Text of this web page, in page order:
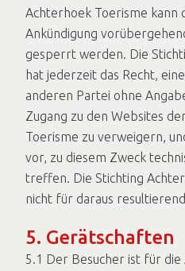
Achterhoek Toerisme kann
Ankündigung
gesperrt werden. Die
hat jederzeit das Recht,
anderen Partei ohne
Zugang zu den Websites
Toerisme zu verweigern,
vor, zu diesem Zweck
treffen. Die Stichting
nicht für daraus
5. Gerätschaften
5.1 Der Besucher ist für die